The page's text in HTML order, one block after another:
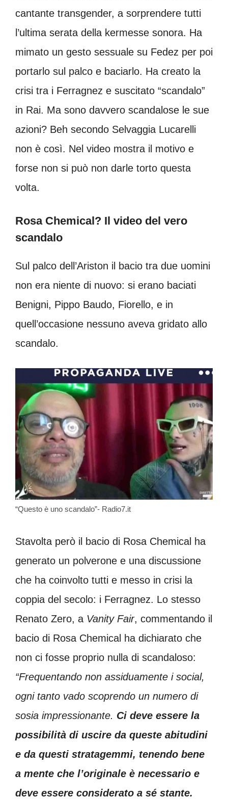
cantante transgender, a sorprendere tutti
l’ultima serata della kermesse sonora. Ha
mimato un gesto sessuale su Fedez per poi
portarlo sul palco e baciarlo. Ha creato la
crisi tra i Ferragnez e suscitato “scandalo”
in Rai. Ma sono davvero scandalose le sue
azioni? Beh secondo Selvaggia Lucarelli
non è così. Nel video mostra il motivo e
forse non si può non darle torto questa
volta.
Rosa Chemical? Il video del vero
scandalo
Sul palco dell’Ariston il bacio tra due uomini
non era niente di nuovo: si erano baciati
Benigni, Pippo Baudo, Fiorello, e in
quell’occasione nessuno aveva gridato allo
scandalo.
“Questo è uno scandalo”- Radio7.it
Stavolta però il bacio di Rosa Chemical ha
generato un polverone e una discussione
che ha coinvolto tutti e messo in crisi la
coppia del secolo: i Ferragnez. Lo stesso
Renato Zero, a Vanity Fair, commentando il
bacio di Rosa Chemical ha dichiarato che
non ci fosse proprio nulla di scandaloso:
“Frequentando non assiduamente i social,
ogni tanto vado scoprendo un numero di
sosia impressionante. Ci deve essere la
possibilità di uscire da queste abitudini
e da questi stratagemmi, tenendo bene
a mente che l’originale è necessario e
deve essere considerato a sé stante.